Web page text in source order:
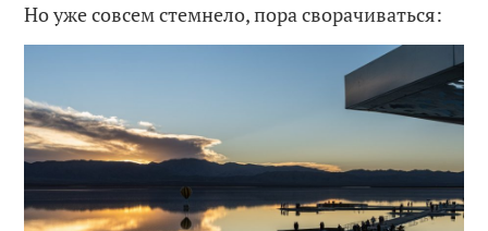
Но уже совсем стемнело, пора сворачиваться: